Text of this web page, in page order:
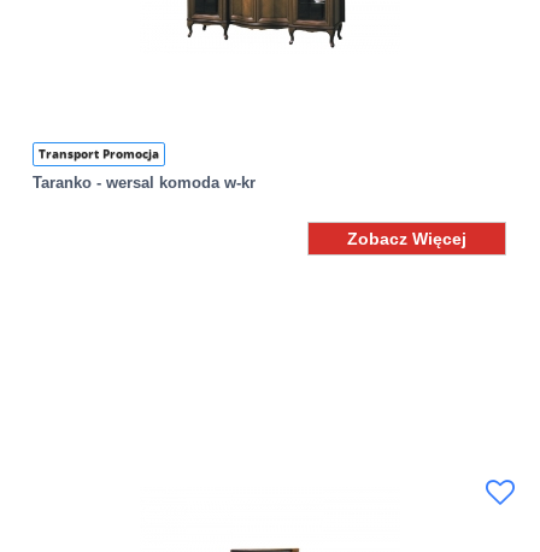
Transport Promocja
Taranko - wersal komoda w-kr
Zobacz Więcej